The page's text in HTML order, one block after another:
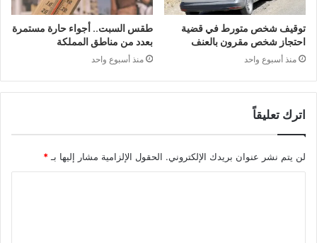
توقيف شخص متورط في قضية
احتجاز شخص مقرون بالعنف
منذ أسبوع واحد
طقس السبت.. أجواء حارة مستمرة
بعدد من مناطق المملكة
منذ أسبوع واحد
اترك تعليقاً
لن يتم نشر عنوان بريدك الإلكتروني. الحقول الإلزامية مشار إليها بـ*